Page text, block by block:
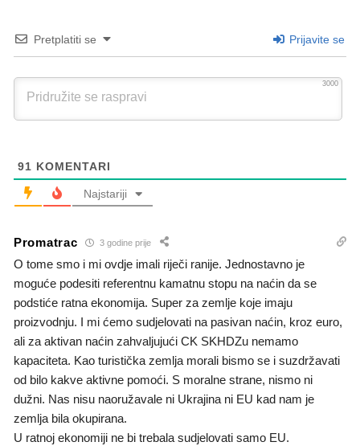
Pretplatiti se Prijavite se
3000
91 KOMENTARI
Najstariji
Promatrac 3 godine prije
O tome smo i mi ovdje imali riječi ranije. Jednostavno je
moguće podesiti referentnu kamatnu stopu na naćin da se
podstiće ratna ekonomija. Super za zemlje koje imaju
proizvodnju. I mi ćemo sudjelovati na pasivan naćin, kroz euro,
ali za aktivan naćin zahvaljujući CK SKHDZu nemamo
kapaciteta. Kao turistička zemlja morali bismo se i suzdržavati
od bilo kakve aktivne pomoći. S moralne strane, nismo ni
dužni. Nas nisu naoružavale ni Ukrajina ni EU kad nam je
zemlja bila okupirana.
U ratnoj ekonomiji ne bi trebala sudjelovati samo EU.